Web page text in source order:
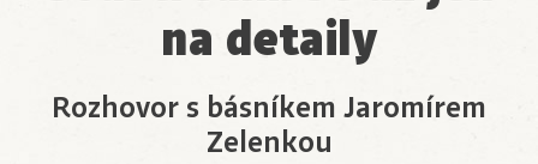
na detaily
Rozhovor s básníkem Jaromírem
Zelenkou